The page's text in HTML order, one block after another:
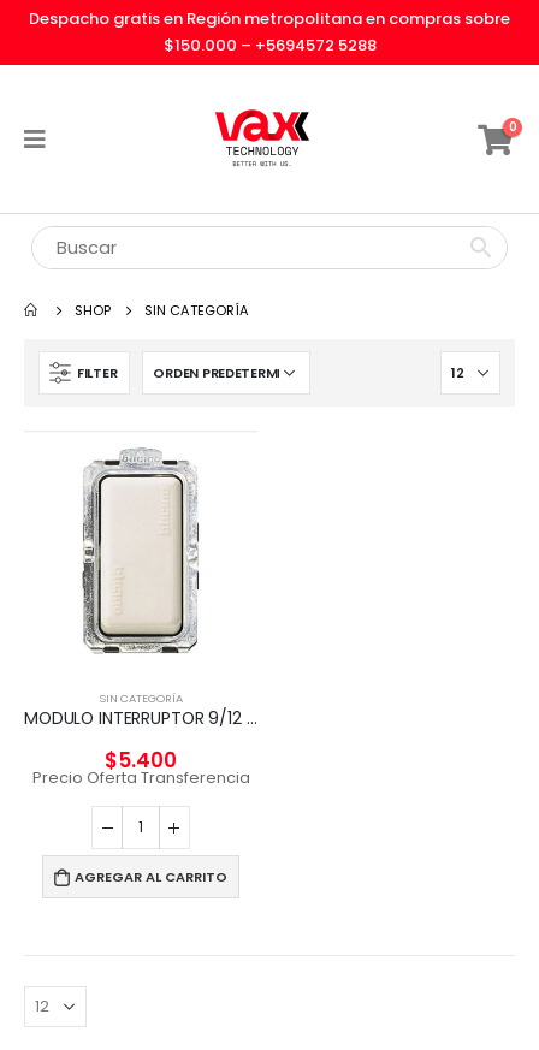
Despacho gratis en Región metropolitana en compras sobre
$150.000 – +5694572 5288
0
SHOP SIN CATEGORÍA
FILTER
SIN CATEGORÍA
MODULO INTERRUPTOR 9/12 16A 250V MAGIC 5001
$5.400
Precio Oferta Transferencia
AGREGAR AL CARRITO